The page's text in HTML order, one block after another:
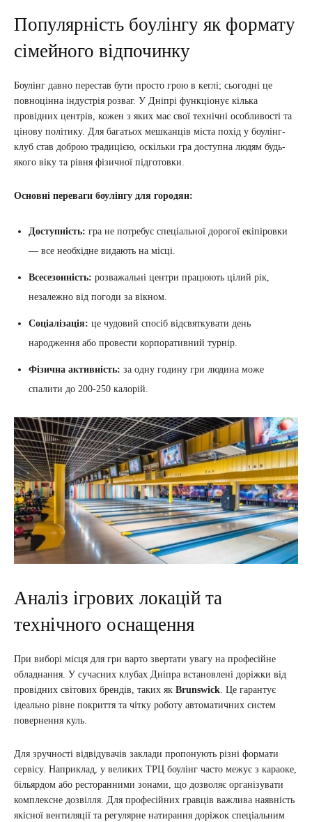
Популярність боулінгу як формату
сімейного відпочинку
Боулінг давно перестав бути просто грою в кеглі; сьогодні це
повноцінна індустрія розваг. У Дніпрі функціонує кілька
провідних центрів, кожен з яких має свої технічні особливості та
цінову політику. Для багатьох мешканців міста похід у боулінг-
клуб став доброю традицією, оскільки гра доступна людям будь-
якого віку та рівня фізичної підготовки.
Основні переваги боулінгу для городян:
Доступність: гра не потребує спеціальної дорогої екіпіровки
— все необхідне видають на місці.
Всесезонність: розважальні центри працюють цілий рік,
незалежно від погоди за вікном.
Соціалізація: це чудовий спосіб відсвяткувати день
народження або провести корпоративний турнір.
Фізична активність: за одну годину гри людина може
спалити до 200-250 калорій.
Аналіз ігрових локацій та
технічного оснащення
При виборі місця для гри варто звертати увагу на професійне
обладнання. У сучасних клубах Дніпра встановлені доріжки від
провідних світових брендів, таких як Brunswick . Це гарантує
ідеально рівне покриття та чітку роботу автоматичних систем
повернення куль.
Для зручності відвідувачів заклади пропонують різні формати
сервісу. Наприклад, у великих ТРЦ боулінг часто межує з караоке,
більярдом або ресторанними зонами, що дозволяє організувати
комплексне дозвілля. Для професійних гравців важлива наявність
якісної вентиляції та регулярне натирання доріжок спеціальним